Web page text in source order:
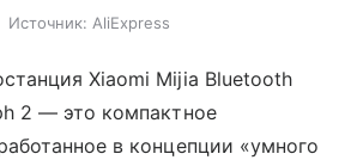
Источник: AliExpress
Xiaomi Mijia Bluetooth
2 — это компактное
в концепции «умного